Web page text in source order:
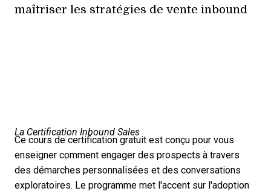
maîtriser les stratégies de vente inbound
La Certification Inbound Sales
Ce cours de certification gratuit est conçu pour vous
enseigner comment engager des prospects à travers
des démarches personnalisées et des conversations
exploratoires. Le programme met l'accent sur l'adoption